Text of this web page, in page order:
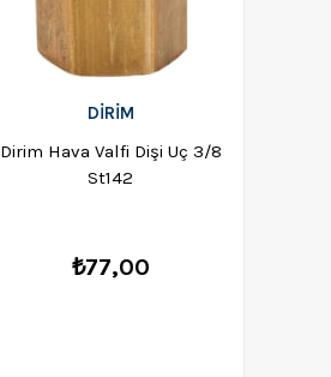
DİRİM
Dirim Hava Valfi Dişi Uç 3/8
St142
₺77,00